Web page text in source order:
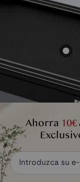
Ahorra 10€